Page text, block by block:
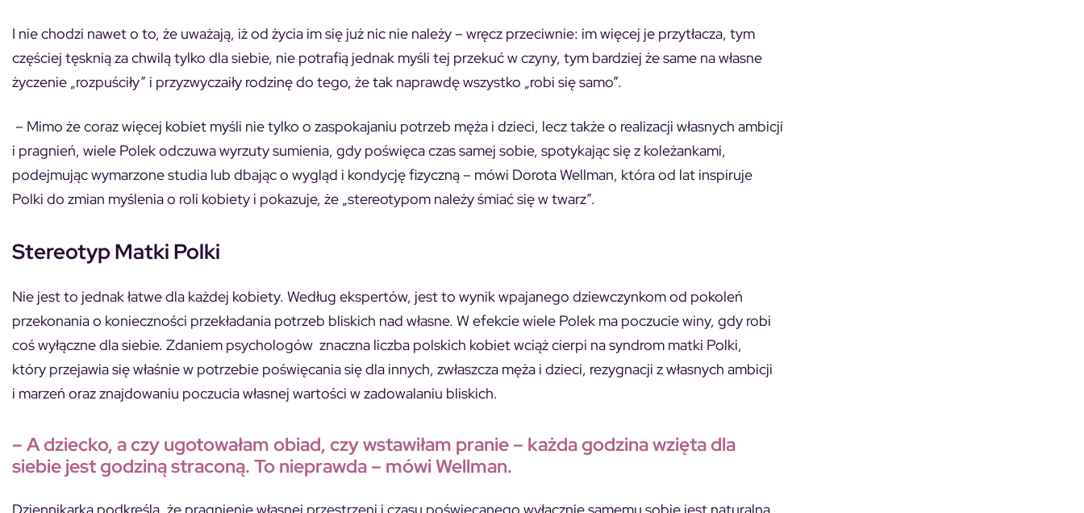
I nie chodzi nawet o to, że uważają, iż od życia im się już nic nie należy – wręcz przeciwnie: im więcej je przytłacza, tym
częściej tęsknią za chwilą tylko dla siebie, nie potrafią jednak myśli tej przekuć w czyny, tym bardziej że same na własne
życzenie „rozpuściły” i przyzwyczaiły rodzinę do tego, że tak naprawdę wszystko „robi się samo”.
– Mimo że coraz więcej kobiet myśli nie tylko o zaspokajaniu potrzeb męża i dzieci, lecz także o realizacji własnych ambicji
i pragnień, wiele Polek odczuwa wyrzuty sumienia, gdy poświęca czas samej sobie, spotykając się z koleżankami,
podejmując wymarzone studia lub dbając o wygląd i kondycję fizyczną – mówi Dorota Wellman, która od lat inspiruje
Polki do zmian myślenia o roli kobiety i pokazuje, że „stereotypom należy śmiać się w twarz”.
Stereotyp Matki Polki
Nie jest to jednak łatwe dla każdej kobiety. Według ekspertów, jest to wynik wpajanego dziewczynkom od pokoleń
przekonania o konieczności przekładania potrzeb bliskich nad własne. W efekcie wiele Polek ma poczucie winy, gdy robi
coś wyłączne dla siebie. Zdaniem psychologów znaczna liczba polskich kobiet wciąż cierpi na syndrom matki Polki,
który przejawia się właśnie w potrzebie poświęcania się dla innych, zwłaszcza męża i dzieci, rezygnacji z własnych ambicji
i marzeń oraz znajdowaniu poczucia własnej wartości w zadowalaniu bliskich.
– A dziecko, a czy ugotowałam obiad, czy wstawiłam pranie – każda godzina wzięta dla
siebie jest godziną straconą. To nieprawda – mówi Wellman.